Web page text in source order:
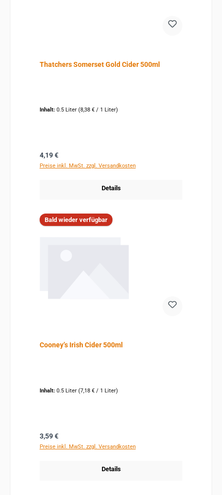
Thatchers Somerset Gold Cider 500ml
Inhalt: 0.5 Liter (8,38 € / 1 Liter)
Regulärer Preis:
4,19 €
Preise inkl. MwSt. zzgl. Versandkosten
Details
Bald wieder verfügbar
Cooney’s Irish Cider 500ml
Inhalt: 0.5 Liter (7,18 € / 1 Liter)
Regulärer Preis:
3,59 €
Preise inkl. MwSt. zzgl. Versandkosten
Details